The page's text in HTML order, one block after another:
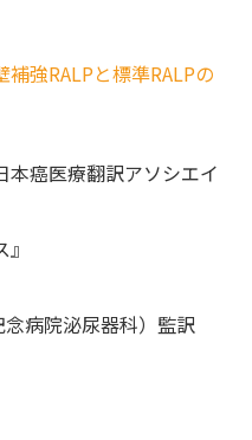
強RALPと標準RALPの
癌医療翻訳アソシエイ
病院泌尿器科）監訳